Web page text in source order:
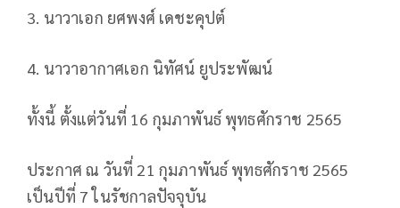
3. นาวาเอก ยศพงศ์ เดชะคุปต์
4. นาวาอากาศเอก นิทัศน์ ยูประพัฒน์
ทั้งนี้ ตั้งแต่วันที่ 16 กุมภาพันธ์ พุทธศักราช 2565
ประกาศ ณ วันที่ 21 กุมภาพันธ์ พุทธศักราช 2565
เป็นปีที่ 7 ในรัชกาลปัจจุบัน